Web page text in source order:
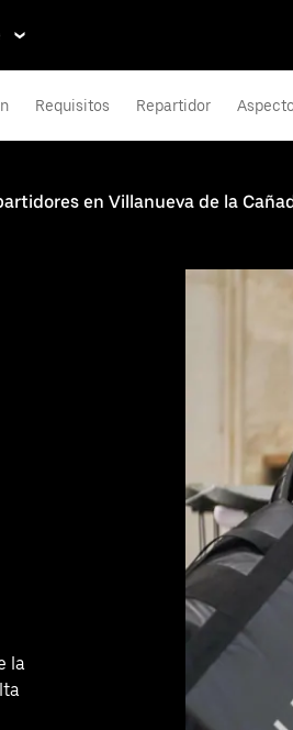
Requisitos Repartidor
en Villanueva de la
la